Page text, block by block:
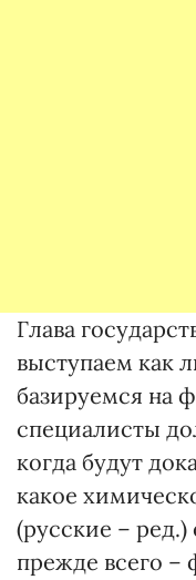
Глава
выступаем как
базируемся на
специалисты
когда будут
какое
(русские –
прежде всего –